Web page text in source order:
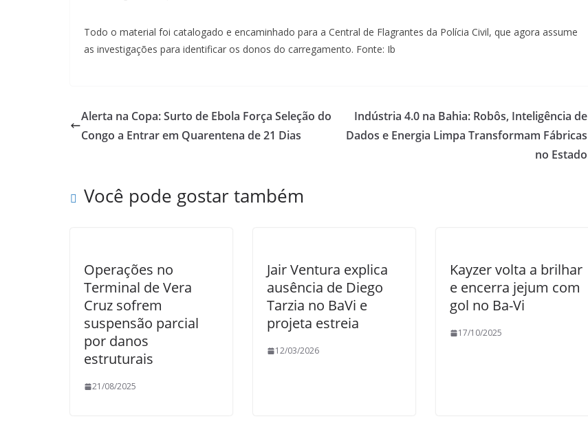
Todo o material foi catalogado e encaminhado para a Central de Flagrantes da Polícia Civil, que agora assume
as investigações para identificar os donos do carregamento. Fonte: Ib
Alerta na Copa: Surto de Ebola Força Seleção do
Congo a Entrar em Quarentena de 21 Dias
Indústria 4.0 na Bahia: Robôs, Inteligência de
Dados e Energia Limpa Transformam Fábricas
no Estado
Você pode gostar também
Operações no
Terminal de Vera
Cruz sofrem
suspensão parcial
por danos
estruturais
21/08/2025
Jair Ventura explica
ausência de Diego
Tarzia no BaVi e
projeta estreia
12/03/2026
Kayzer volta a brilhar
e encerra jejum com
gol no Ba-Vi
17/10/2025